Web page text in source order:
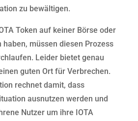
zu bewältigen.
Token auf keiner Börse oder
haben, müssen diesen Prozess
Leider bietet genau
guten Ort für Verbrechen.
rechnet damit, dass
ausnutzen werden und
Nutzer um ihre IOTA